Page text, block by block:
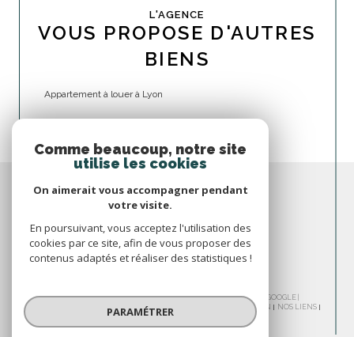
L'AGENCE
VOUS PROPOSE D'AUTRES
BIENS
Appartement à louer à Lyon
© 2026 | TOUS DROITS RÉSERVÉS | TRADUCTION POWERED BY GOOGLE |
PLAN DU SITE ADMIN
NOS LIENS
POLITIQUE RGPD
Comme beaucoup, notre site
utilise les cookies
On aimerait vous accompagner pendant
votre visite.
En poursuivant, vous acceptez l'utilisation des
cookies par ce site, afin de vous proposer des
contenus adaptés et réaliser des statistiques !
PARAMÉTRER